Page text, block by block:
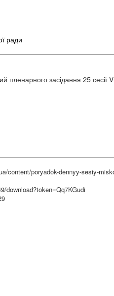
ради
пленарного засідання 25 сесії
content/poryadok-dennyy-sesiy-
download?token=Qq7KGudi